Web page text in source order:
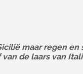
maar regen
de laars van